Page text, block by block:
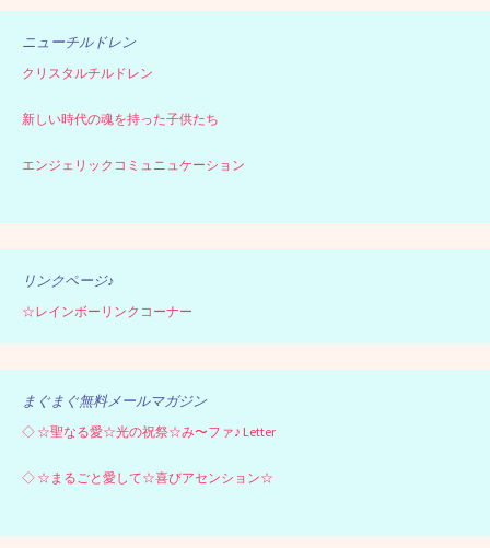
ニューチルドレン
クリスタルチルドレン
新しい時代の魂を持った子供たち
エンジェリックコミュニュケーション
リンクページ♪
☆レインボーリンクコーナー
まぐまぐ無料メールマガジン
◇ ☆聖なる愛☆光の祝祭☆み〜ファ♪ Letter
◇ ☆まるごと愛して☆喜びアセンション☆